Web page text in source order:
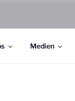
Medien